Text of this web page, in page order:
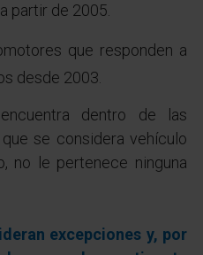
partir de 2005.
que responden a
desde 2003.
dentro de las
se considera vehículo
no le pertenece ninguna
excepciones y, por